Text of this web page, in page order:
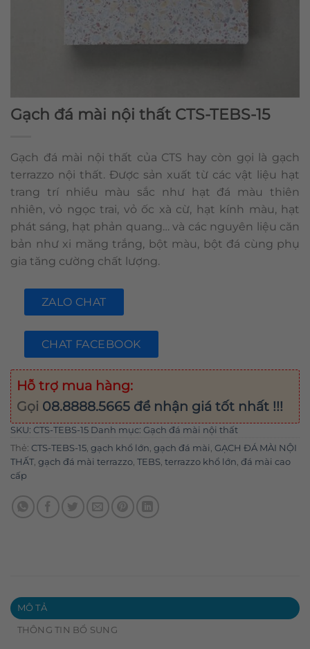
Gạch đá mài nội thất CTS-TEBS-15
Gạch đá mài nội thất của CTS hay còn gọi là gạch
terrazzo nội thất. Được sản xuất từ các vật liệu hạt
trang trí nhiều màu sắc như hạt đá màu thiên
nhiên, vỏ ngọc trai, vỏ ốc xà cừ, hạt kính màu, hạt
phát sáng, hạt phản quang… và các nguyên liệu căn
bản như xi măng trắng, bột màu, bột đá cùng phụ
gia tăng cường chất lượng.
ZALO CHAT
CHAT FACEBOOK
Hỗ trợ mua hàng:
Gọi 08.8888.5665 để nhận giá tốt nhất !!!
SKU: CTS-TEBS-15 Danh mục: Gạch đá mài nội thất
Thẻ: CTS-TEBS-15 gạch khổ lớn gạch đá mài GẠCH ĐÁ MÀI NỘI
THẤT, gạch đá mài terrazzo TEBS terrazzo khổ lớn đá mài cao
cấp
MÔ TẢ
THÔNG TIN BỔ SUNG